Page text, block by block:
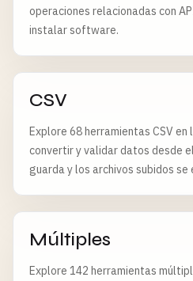
operaciones relacionadas con
instalar software.
CSV
Explore 68 herramientas CSV en
convertir y validar datos desde
guarda y los archivos subidos se
Múltiples
Explore 142 herramientas